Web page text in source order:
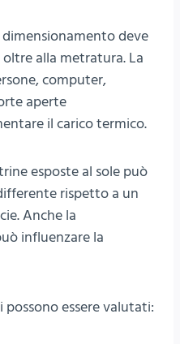
deve
alla metratura. La
computer,
aperte
il carico termico.
esposte al sole può
rispetto a un
Anche la
influenzare la
essere valutati: